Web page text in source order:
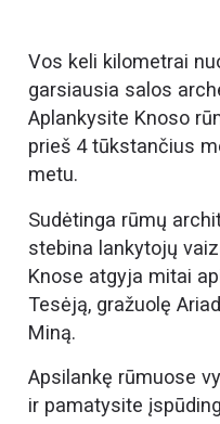
Vos keli kilometrai
garsiausia salos
Aplankysite Knoso
prieš 4 tūkstančius
metu.
Sudėtinga rūmų
stebina lankytojų
Knose atgyja mitai
Tesėją, gražuolę
Miną.
Apsilankę rūmuose
ir pamatysite